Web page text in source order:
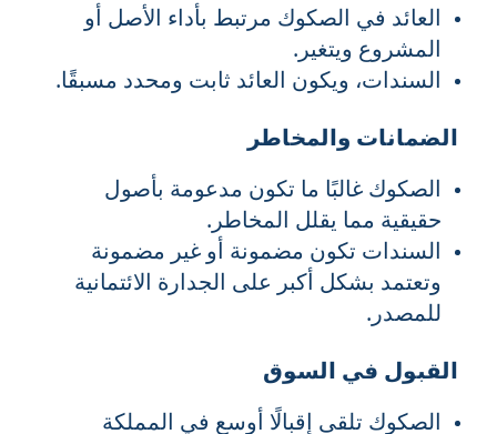
العائد في الصكوك مرتبط بأداء الأصل أو
المشروع ويتغير.
السندات، ويكون العائد ثابت ومحدد مسبقًا.
الضمانات والمخاطر
الصكوك غالبًا ما تكون مدعومة بأصول
حقيقية مما يقلل المخاطر.
السندات تكون مضمونة أو غير مضمونة
وتعتمد بشكل أكبر على الجدارة الائتمانية
للمصدر.
القبول في السوق
الصكوك تلقى إقبالًا أوسع في المملكة